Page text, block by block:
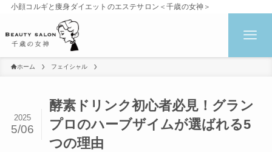
小顔コルギと痩身ダイエットのエステサロン＜千歳の女神＞
ホーム フェイシャル
酵素ドリンク初心者必見！グラン
プロのハーブザイムが選ばれる5
つの理由
2025
5/06